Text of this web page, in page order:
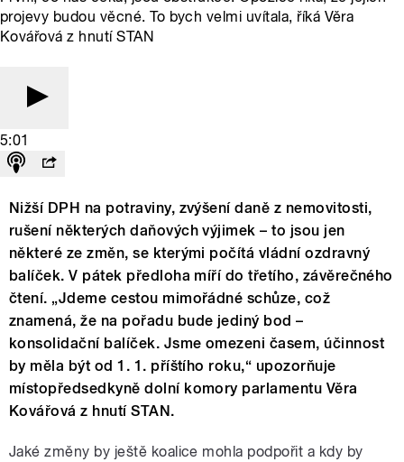
projevy budou věcné. To bych velmi uvítala, říká Věra
Kovářová z hnutí STAN
5:01
Nižší DPH na potraviny, zvýšení daně z nemovitosti,
rušení některých daňových výjimek – to jsou jen
některé ze změn, se kterými počítá vládní ozdravný
balíček. V pátek předloha míří do třetího, závěrečného
čtení. „Jdeme cestou mimořádné schůze, což
znamená, že na pořadu bude jediný bod –
konsolidační balíček. Jsme omezeni časem, účinnost
by měla být od 1. 1. příštího roku,“ upozorňuje
místopředsedkyně dolní komory parlamentu Věra
Kovářová z hnutí STAN.
Jaké změny by ještě koalice mohla podpořit a kdy by